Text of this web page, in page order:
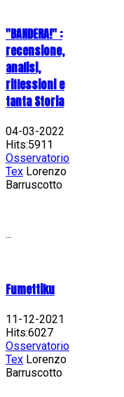
"BANDERA!" :
recensione,
analisi,
riflessioni e
tanta Storia
04-03-2022
Hits:5911
Osservatorio
Tex Lorenzo
Barruscotto
...
Fumettiku
11-12-2021
Hits:6027
Osservatorio
Tex Lorenzo
Barruscotto